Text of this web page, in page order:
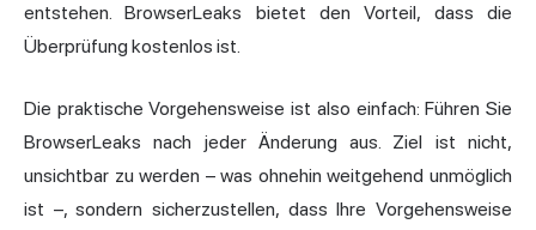
entstehen. BrowserLeaks bietet den Vorteil, dass die
Überprüfung kostenlos ist.
Die praktische Vorgehensweise ist also einfach: Führen Sie
BrowserLeaks nach jeder Änderung aus. Ziel ist nicht,
unsichtbar zu werden – was ohnehin weitgehend unmöglich
ist –, sondern sicherzustellen, dass Ihre Vorgehensweise